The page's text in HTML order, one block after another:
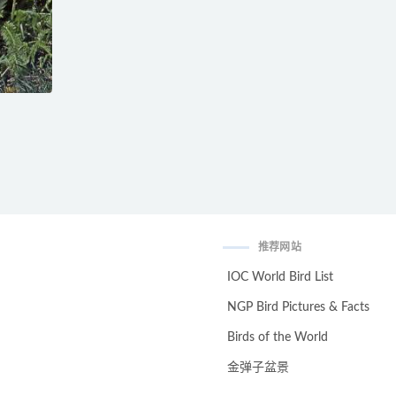
推荐网站
IOC World Bird List
NGP Bird Pictures & Facts
Birds of the World
金弹子盆景